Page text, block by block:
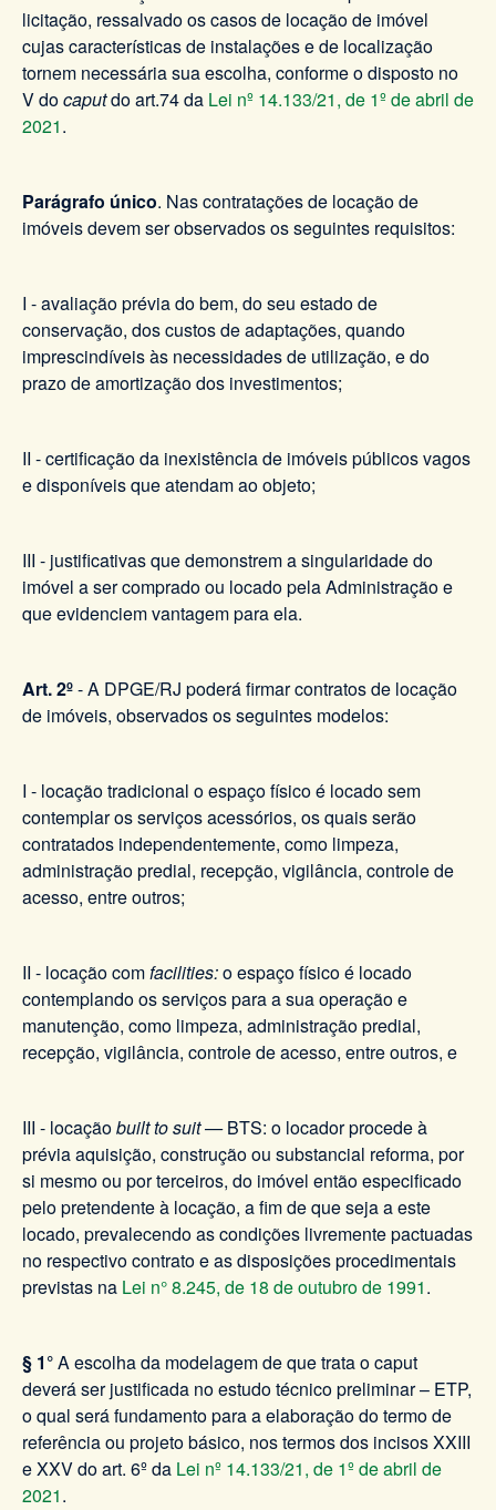
licitação, ressalvado os casos de locação de imóvel
cujas características de instalações e de localização
tornem necessária sua escolha, conforme o disposto no
V docaputdo art.74 da Lei nº 14.133/21, de 1º de abril de
2021.
Parágrafo único. Nas contratações de locação de
imóveis devem ser observados os seguintes requisitos:
I - avaliação prévia do bem, do seu estado de
conservação, dos custos de adaptações, quando
imprescindíveis às necessidades de utilização, e do
prazo de amortização dos investimentos;
II - certificação da inexistência de imóveis públicos vagos
e disponíveis que atendam ao objeto;
III - justificativas que demonstrem a singularidade do
imóvel a ser comprado ou locado pela Administração e
que evidenciem vantagem para ela.
Art. 2º- A DPGE/RJ poderá firmar contratos de locação
de imóveis, observados os seguintes modelos:
I - locação tradicional o espaço físico é locado sem
contemplar os serviços acessórios, os quais serão
contratados independentemente, como limpeza,
administração predial, recepção, vigilância, controle de
acesso, entre outros;
II - locação comfacilities:o espaço físico é locado
contemplando os serviços para a sua operação e
manutenção, como limpeza, administração predial,
recepção, vigilância, controle de acesso, entre outros, e
III - locaçãobuilt to suit— BTS: o locador procede à
prévia aquisição, construção ou substancial reforma, por
si mesmo ou por terceiros, do imóvel então especificado
pelo pretendente à locação, a fim de que seja a este
locado, prevalecendo as condições livremente pactuadas
no respectivo contrato e as disposições procedimentais
previstas na Lei n° 8.245, de 18 de outubro de 1991.
§ 1°A escolha da modelagem de que trata o caput
deverá ser justificada no estudo técnico preliminar – ETP,
o qual será fundamento para a elaboração do termo de
referência ou projeto básico, nos termos dos incisos XXIII
e XXV do art. 6º da Lei nº 14.133/21, de 1º de abril de
2021.